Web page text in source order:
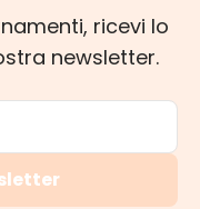
ricevi lo
newsletter.